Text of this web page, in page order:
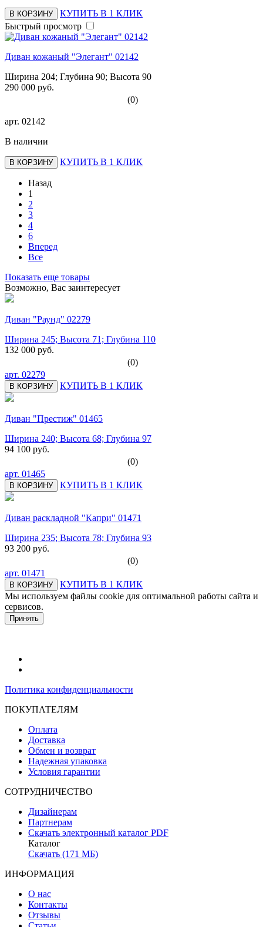
В КОРЗИНУ
КУПИТЬ В 1 КЛИК
Быстрый просмотр
Диван кожаный "Элегант" 02142
Ширина 204; Глубина 90; Высота 90
290 000 руб.
(0)
арт. 02142
В наличии
В КОРЗИНУ КУПИТЬ В 1 КЛИК
Назад
1
2
3
4
6
Вперед
Все
Показать еще товары
Возможно, Вас заинтересует
Диван "Раунд" 02279
Ширина 245; Высота 71; Глубина 110
132 000 руб.
(0)
арт. 02279
В КОРЗИНУ КУПИТЬ В 1 КЛИК
Диван "Престиж" 01465
Ширина 240; Высота 68; Глубина 97
94 100 руб.
(0)
арт. 01465
В КОРЗИНУ КУПИТЬ В 1 КЛИК
Диван раскладной "Капри" 01471
Ширина 235; Высота 78; Глубина 93
93 200 руб.
(0)
арт. 01471
В КОРЗИНУ
КУПИТЬ В 1 КЛИК
Мы используем файлы cookie для оптимальной работы сайта и
сервисов.
Принять
Политика конфиденциальности
ПОКУПАТЕЛЯМ
Оплата
Доставка
Обмен и возврат
Надежная упаковка
Условия гарантии
СОТРУДНИЧЕСТВО
Дизайнерам
Партнерам
Скачать электронный каталог PDF
Каталог
Скачать (171 МБ)
ИНФОРМАЦИЯ
О нас
Контакты
Отзывы